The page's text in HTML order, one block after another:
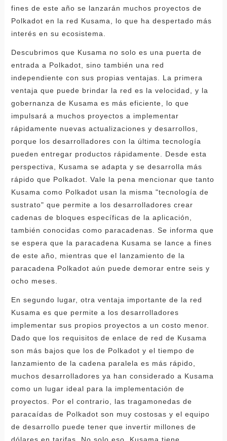
fines de este año se lanzarán muchos proyectos de
Polkadot en la red Kusama, lo que ha despertado más
interés en su ecosistema.
Descubrimos que Kusama no solo es una puerta de
entrada a Polkadot, sino también una red
independiente con sus propias ventajas. La primera
ventaja que puede brindar la red es la velocidad, y la
gobernanza de Kusama es más eficiente, lo que
impulsará a muchos proyectos a implementar
rápidamente nuevas actualizaciones y desarrollos,
porque los desarrolladores con la última tecnología
pueden entregar productos rápidamente. Desde esta
perspectiva, Kusama se adapta y se desarrolla más
rápido que Polkadot. Vale la pena mencionar que tanto
Kusama como Polkadot usan la misma "tecnología de
sustrato" que permite a los desarrolladores crear
cadenas de bloques específicas de la aplicación,
también conocidas como paracadenas. Se informa que
se espera que la paracadena Kusama se lance a fines
de este año, mientras que el lanzamiento de la
paracadena Polkadot aún puede demorar entre seis y
ocho meses.
En segundo lugar, otra ventaja importante de la red
Kusama es que permite a los desarrolladores
implementar sus propios proyectos a un costo menor.
Dado que los requisitos de enlace de red de Kusama
son más bajos que los de Polkadot y el tiempo de
lanzamiento de la cadena paralela es más rápido,
muchos desarrolladores ya han considerado a Kusama
como un lugar ideal para la implementación de
proyectos. Por el contrario, las tragamonedas de
paracaídas de Polkadot son muy costosas y el equipo
de desarrollo puede tener que invertir millones de